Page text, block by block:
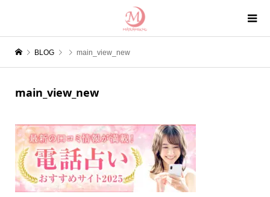
BLOG main_view_new
main_view_new